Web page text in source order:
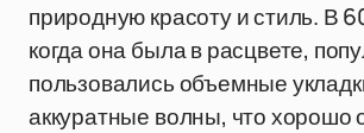
природную красоту и стиль. В
когда она была в расцвете,
пользовались объемные
аккуратные волны, что хорошо